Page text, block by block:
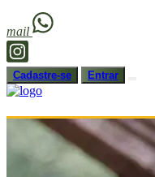
mail
Cadastre-se Entrar